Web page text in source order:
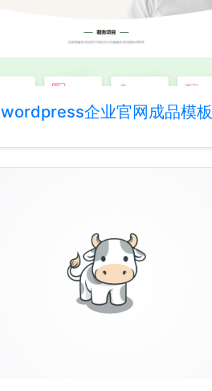
wordpress企业官网成品模板